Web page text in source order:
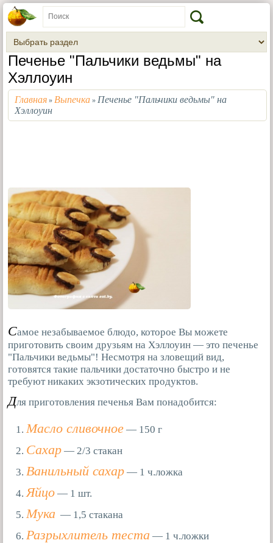
Печенье "Пальчики ведьмы" на
Хэллоуин
Главная » Выпечка » Печенье "Пальчики ведьмы" на
Хэллоуин
Самое незабываемое блюдо, которое Вы можете
приготовить своим друзьям на Хэллоуин — это печенье
"Пальчики ведьмы"! Несмотря на зловещий вид,
готовятся такие пальчики достаточно быстро и не
требуют никаких экзотических продуктов.
Для приготовления печенья Вам понадобится:
Масло сливочное — 150 г
Сахар — 2/3 стакан
Ванильный сахар — 1 ч.ложка
Яйцо — 1 шт.
Мука — 1,5 стакана
Разрыхлитель теста — 1 ч.ложки